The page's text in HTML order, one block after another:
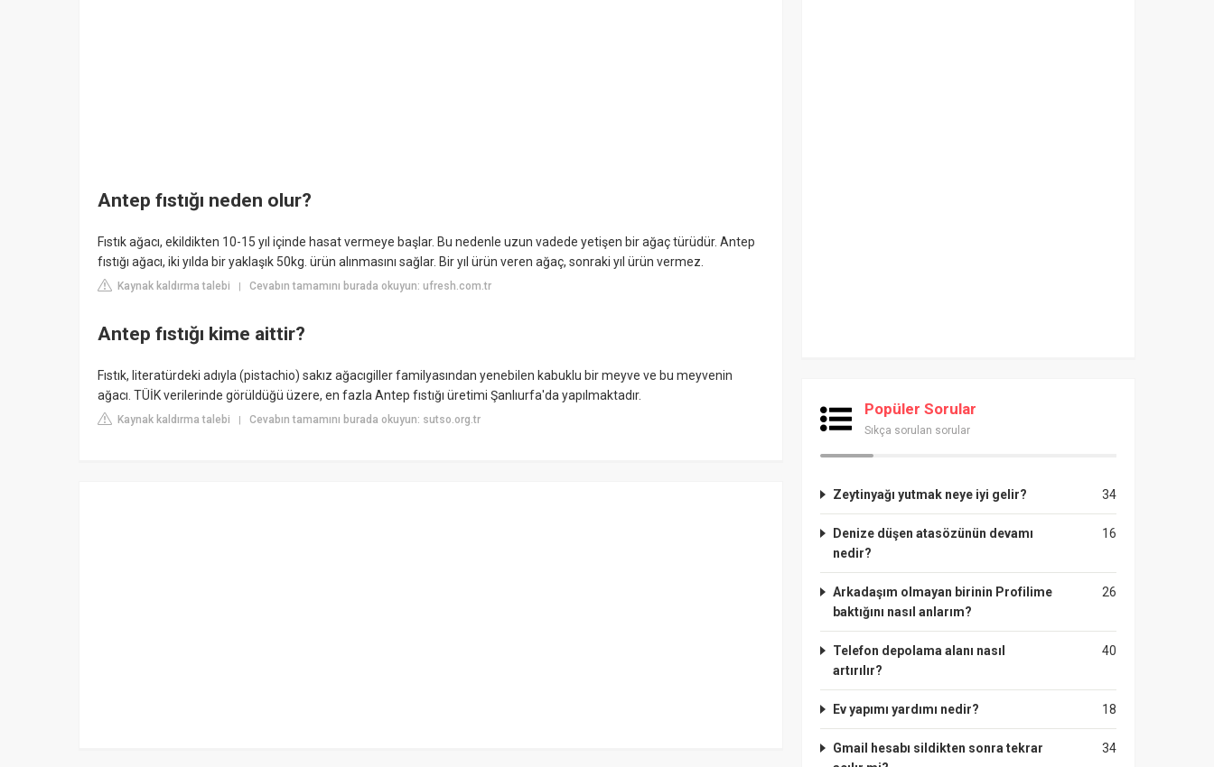
Antep fıstığı neden olur?
Fıstık ağacı, ekildikten 10-15 yıl içinde hasat vermeye başlar. Bu nedenle uzun vadede yetişen bir ağaç türüdür. Antep
fıstığı ağacı, iki yılda bir yaklaşık 50kg. ürün alınmasını sağlar. Bir yıl ürün veren ağaç, sonraki yıl ürün vermez.
Kaynak kaldırma talebi | Cevabın tamamını burada okuyun: ufresh.com.tr
Antep fıstığı kime aittir?
Fıstık, literatürdeki adıyla (pistachio) sakız ağacıgiller familyasından yenebilen kabuklu bir meyve ve bu meyvenin
ağacı. TÜİK verilerinde görüldüğü üzere, en fazla Antep fıstığı üretimi Şanlıurfa'da yapılmaktadır.
Kaynak kaldırma talebi | Cevabın tamamını burada okuyun: sutso.org.tr
Popüler Sorular
Sıkça sorulan sorular
34
Zeytinyağı yutmak neye iyi gelir?
16
Denize düşen atasözünün devamı
nedir?
26
Arkadaşım olmayan birinin Profilime
baktığını nasıl anlarım?
40
Telefon depolama alanı nasıl
artırılır?
18
Ev yapımı yardımı nedir?
34
Gmail hesabı sildikten sonra tekrar